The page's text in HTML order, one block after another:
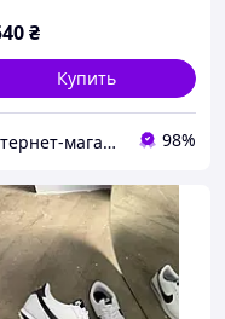
₴
Купить
Интернет-магазин Sneakers Boom 98%